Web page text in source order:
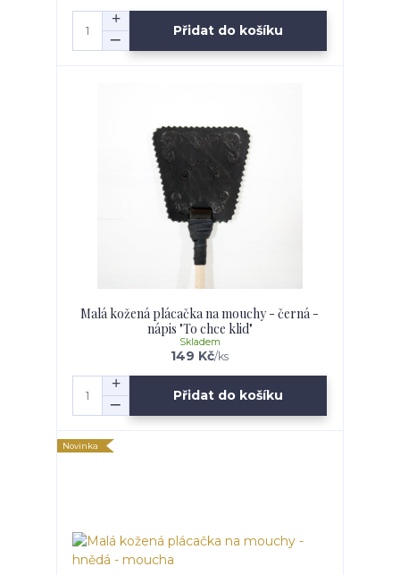
Přidat do košíku
Malá kožená plácačka na mouchy - černá -
nápis "To chce klid"
149 Kč/ks
Skladem
Přidat do košíku
Novinka